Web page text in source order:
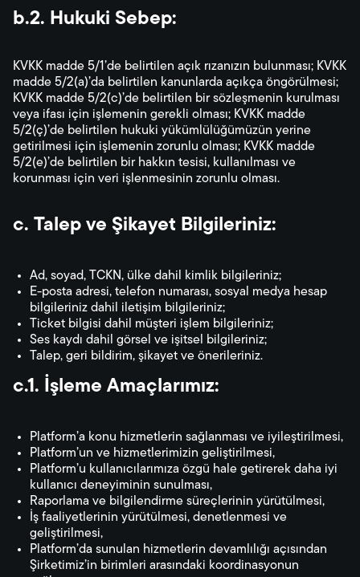
b.2. Hukuki Sebep:
KVKK madde 5/1’de belirtilen açık rızanızın bulunması; KVKK
madde 5/2(a)’da belirtilen kanunlarda açıkça öngörülmesi;
KVKK madde 5/2(c)’de belirtilen bir sözleşmenin kurulması
veya ifası için işlemenin gerekli olması; KVKK madde
5/2(ç)’de belirtilen hukuki yükümlülüğümüzün yerine
getirilmesi için işlemenin zorunlu olması; KVKK madde
5/2(e)’de belirtilen bir hakkın tesisi, kullanılması ve
korunması için veri işlenmesinin zorunlu olması.
c. Talep ve Şikayet Bilgileriniz:
Ad, soyad, TCKN, ülke dahil kimlik bilgileriniz;
E-posta adresi, telefon numarası, sosyal medya hesap
bilgileriniz dahil iletişim bilgileriniz;
Ticket bilgisi dahil müşteri işlem bilgileriniz;
Ses kaydı dahil görsel ve işitsel bilgileriniz;
Talep, geri bildirim, şikayet ve önerileriniz.
c.1. İşleme Amaçlarımız:
Platform’a konu hizmetlerin sağlanması ve iyileştirilmesi,
Platform’un ve hizmetlerimizin geliştirilmesi,
Platform’u kullanıcılarımıza özgü hale getirerek daha iyi
kullanıcı deneyiminin sunulması,
Raporlama ve bilgilendirme süreçlerinin yürütülmesi,
İş faaliyetlerinin yürütülmesi, denetlenmesi ve
geliştirilmesi,
Platform’da sunulan hizmetlerin devamlılığı açısından
Şirketimiz’in birimleri arasındaki koordinasyonun